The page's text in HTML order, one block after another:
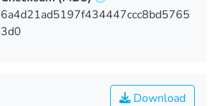
6a4d21ad5197f434447ccc8bd5765
3d0
Download